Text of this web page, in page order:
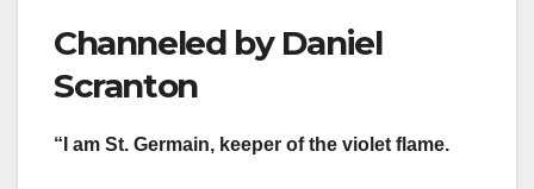
Channeled by Daniel
Scranton
“I am St. Germain, keeper of the violet flame.